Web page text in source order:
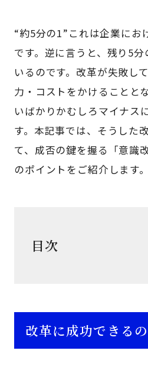
“約5分の1”これは企業にお
です。逆に言うと、残り5
いるのです。改革が失敗し
力・コストをかけることと
いばかりかむしろマイナス
す。本記事では、そうした
て、成否の鍵を握る「意識
のポイントをご紹介します。
目次
改革に成功できる